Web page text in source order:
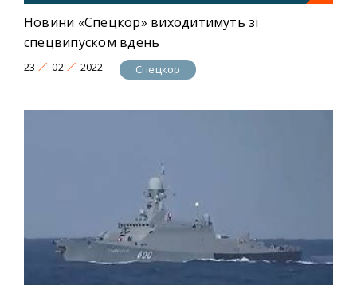
Новини «Спецкор» виходитимуть зі
спецвипуском вдень
23 02 2022 Спецкор